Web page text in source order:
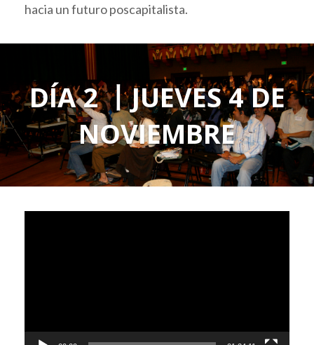
hacia un futuro poscapitalista.
DÍA 2 丨JUEVES 4 DE
NOVIEMBRE